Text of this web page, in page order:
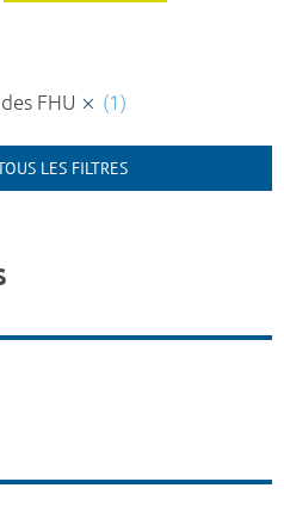
FHU (1)
LES FILTRES